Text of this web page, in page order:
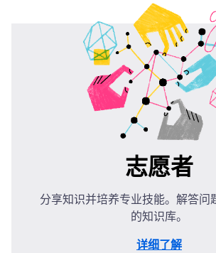
志愿者
分享知识并培养专业技能。解答问
的知识库。
详细了解